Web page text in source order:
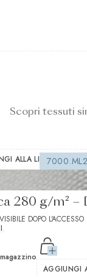
Scopri tessuti
ALLA LISTA DEI
da
280 g/m² –
DOPO L'ACCESSO
AGGIUNGI